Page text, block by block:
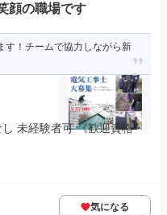
顔の職場です
す！チームで協力しながら新
未経験者可 《歓迎資格・
気になる